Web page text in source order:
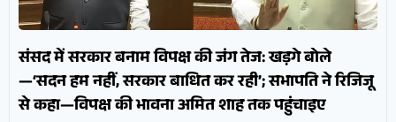
संसद में सरकार बनाम विपक्ष की जंग तेज: खड़गे बोले
—‘सदन हम नहीं, सरकार बाधित कर रही’; सभापति ने रिजिजू
से कहा—विपक्ष की भावना अमित शाह तक पहुंचाइए